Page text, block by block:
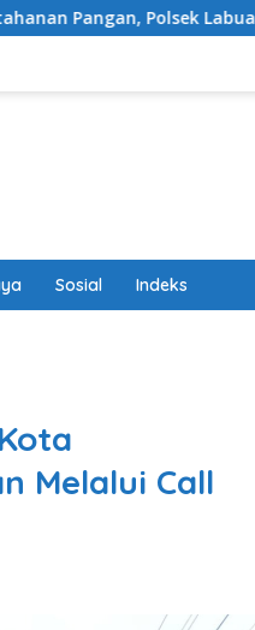
Labuapi Turun Tangan
Sosial Indeks
Melalui Call